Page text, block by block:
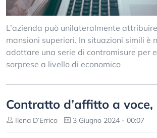
L’azienda può unilateralmente
mansioni superiori. In situazioni simili è
adottare una serie di contromisure per
sorprese a livello di economico
Contratto d’affitto a voce,
Ilena D’Errico 3 Giugno 2024 - 00:07